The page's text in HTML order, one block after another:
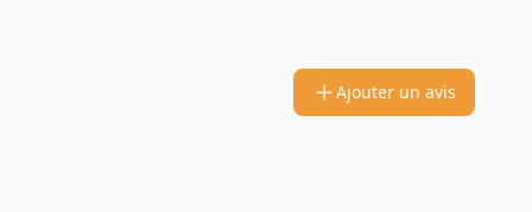
Ajouter un avis